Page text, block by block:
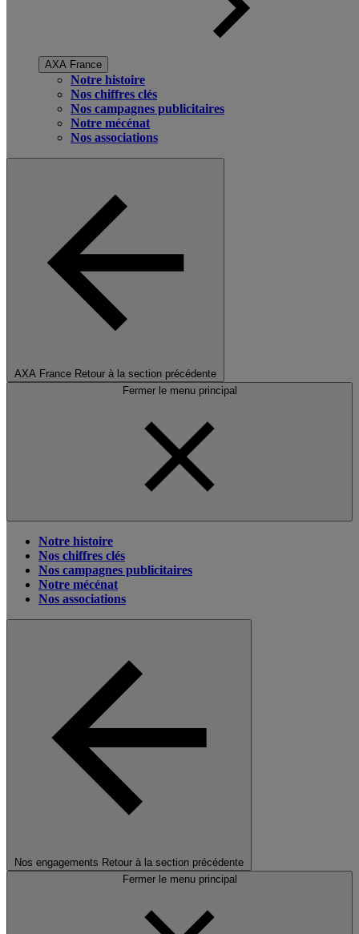
AXA France
Notre histoire
Nos chiffres clés
Nos campagnes publicitaires
Notre mécénat
Nos associations
AXA France Retour à la section précédente
Fermer le menu principal
Notre histoire
Nos chiffres clés
Nos campagnes publicitaires
Notre mécénat
Nos associations
Nos engagements Retour à la section précédente
Fermer le menu principal